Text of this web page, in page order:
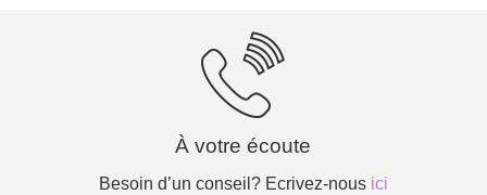
À votre écoute
Besoin d’un conseil? Ecrivez-nous ici